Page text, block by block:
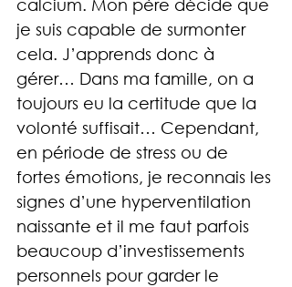
calcium. Mon père décide que
je suis capable de surmonter
cela. J’apprends donc à
gérer… Dans ma famille, on a
toujours eu la certitude que la
volonté suffisait… Cependant,
en période de stress ou de
fortes émotions, je reconnais les
signes d’une hyperventilation
naissante et il me faut parfois
beaucoup d’investissements
personnels pour garder le